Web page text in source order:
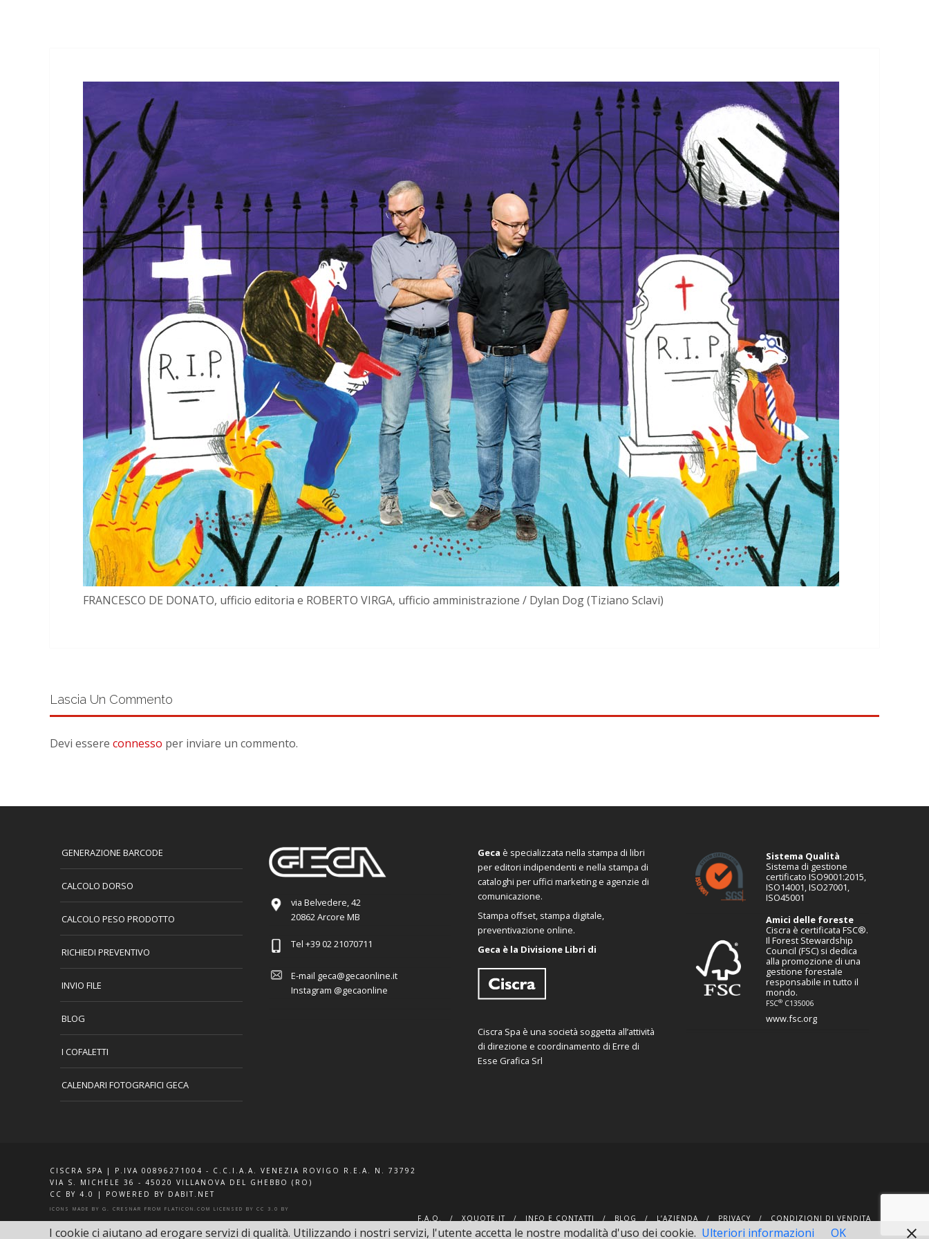
FRANCESCO DE DONATO, ufficio editoria e ROBERTO VIRGA, ufficio amministrazione / Dylan Dog (Tiziano Sclavi)
Lascia Un Commento
Devi essere connesso per inviare un commento.
GENERAZIONE BARCODE
CALCOLO DORSO
CALCOLO PESO PRODOTTO
RICHIEDI PREVENTIVO
INVIO FILE
BLOG
I COFALETTI
CALENDARI FOTOGRAFICI GECA
via Belvedere, 42
20862 Arcore MB
Tel +39 02 21070711
E-mail geca@gecaonline.it
Instagram @gecaonline
Geca è specializzata nella stampa di libri
per editori indipendenti e nella stampa di
cataloghi per uffici marketing e agenzie di
comunicazione.
Stampa offset, stampa digitale,
preventivazione online.
Geca è la Divisione Libri di
Ciscra Spa è una società soggetta all’attività
di direzione e coordinamento di Erre di
Esse Grafica Srl
Sistema Qualità
Sistema di gestione
certificato ISO9001:2015,
ISO14001, ISO27001,
ISO45001
Amici delle foreste
Ciscra è certificata FSC®.
Il Forest Stewardship
Council (FSC) si dedica
alla promozione di una
gestione forestale
responsabile in tutto il
mondo.
FSC®C135006
www.fsc.org
CISCRA SPA | P.IVA 00896271004 - C.C.I.A.A. VENEZIA ROVIGO R.E.A. N. 73792
VIA S. MICHELE 36 - 45020 VILLANOVA DEL GHEBBO (RO)
CC BY 4.0
| POWERED BY DABIT.NET
ICONS MADE BY G. CRESNAR FROM FLATICON.COM LICENSED BY CC 3.0 BY
F.A.Q. XQUOTE.IT INFO E CONTATTI BLOG L’AZIENDA PRIVACY CONDIZIONI DI VENDITA
I cookie ci aiutano ad erogare servizi di qualità. Utilizzando i nostri servizi, l'utente accetta le nostre modalità d'uso dei cookie. Ulteriori informazioni OK